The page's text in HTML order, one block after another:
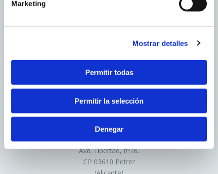
equipo terminal del usuario desde un equipo o dominio
2. En función de la duración de la cookie:
accede a una página web.
Cookies persistentes: Son un tipo de cookies en el
que los datos siguen almacenados en el terminal y
pueden ser accedidos y tratados durante un periodo
definido por el responsable de la cookie, y que puede ir
de unos minutos a varios años.
Marketing
Mostrar detalles
Permitir todas
Permitir la selección
Denegar
Ctra. del desierto nº1 3
info@fobesa.com
PETRER
Avd. Libertad, nº28.
CP 03610 Petrer